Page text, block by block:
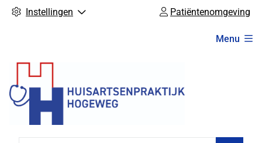
Instellingen Patiëntenomgeving
Menu